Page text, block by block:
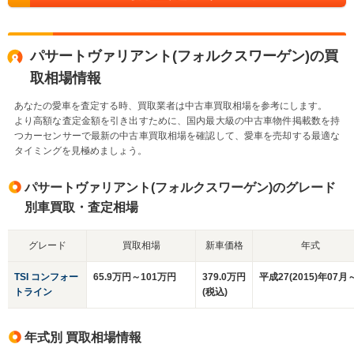
パサートヴァリアント(フォルクスワーゲン)の買
取相場情報
あなたの愛車を査定する時、買取業者は中古車買取相場を参考にします。
より高額な査定金額を引き出すために、国内最大級の中古車物件掲載数を持
つカーセンサーで最新の中古車買取相場を確認して、愛車を売却する最適な
タイミングを見極めましょう。
パサートヴァリアント(フォルクスワーゲン)のグレード
別車買取・査定相場
グレード 買取相場 新車価格 年式
TSI コンフォー
トライン
65.9万円～101万円
379.0万円
(税込)
平成27(2015)年07月
年式別 買取相場情報